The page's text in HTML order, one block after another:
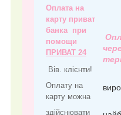
Оплата на
карту приват
банка при
помощи
ПРИВАТ 24
Вів. клієнти!
Оплату на
карту можна
здійснювати